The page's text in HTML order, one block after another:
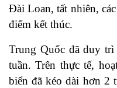
Đài Loan, tất nhiên,
điểm kết thúc.
Trung Quốc đã duy trì
tuần. Trên thực tế,
biển đã kéo dài hơn 2